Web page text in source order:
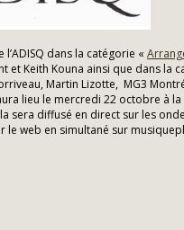
dans la catégorie «
et Keith Kouna ainsi que dans la
Martin Lizotte, MG3
lieu le mercredi 22 octobre à
sera diffusé en direct sur les
le web en simultané sur